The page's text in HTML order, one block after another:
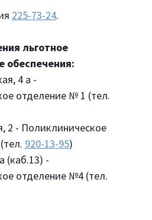
225-73-24.
льготное
обеспечения:
4 а -
отделение № 1 (тел.
2 - Поликлиническое
920-13-95)
(каб.13) -
отделение №4 (тел.